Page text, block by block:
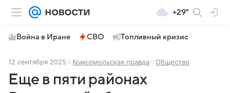
+29°
Война в Иране СВО Топливный кризис
12 сентября 2025 Комсомольская правда Общество
Еще в пяти районах